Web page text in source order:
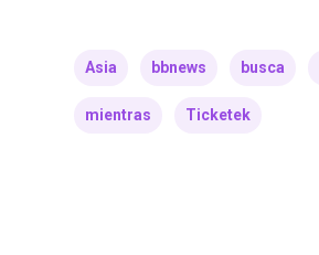
Asia bbnews busca
mientras Ticketek